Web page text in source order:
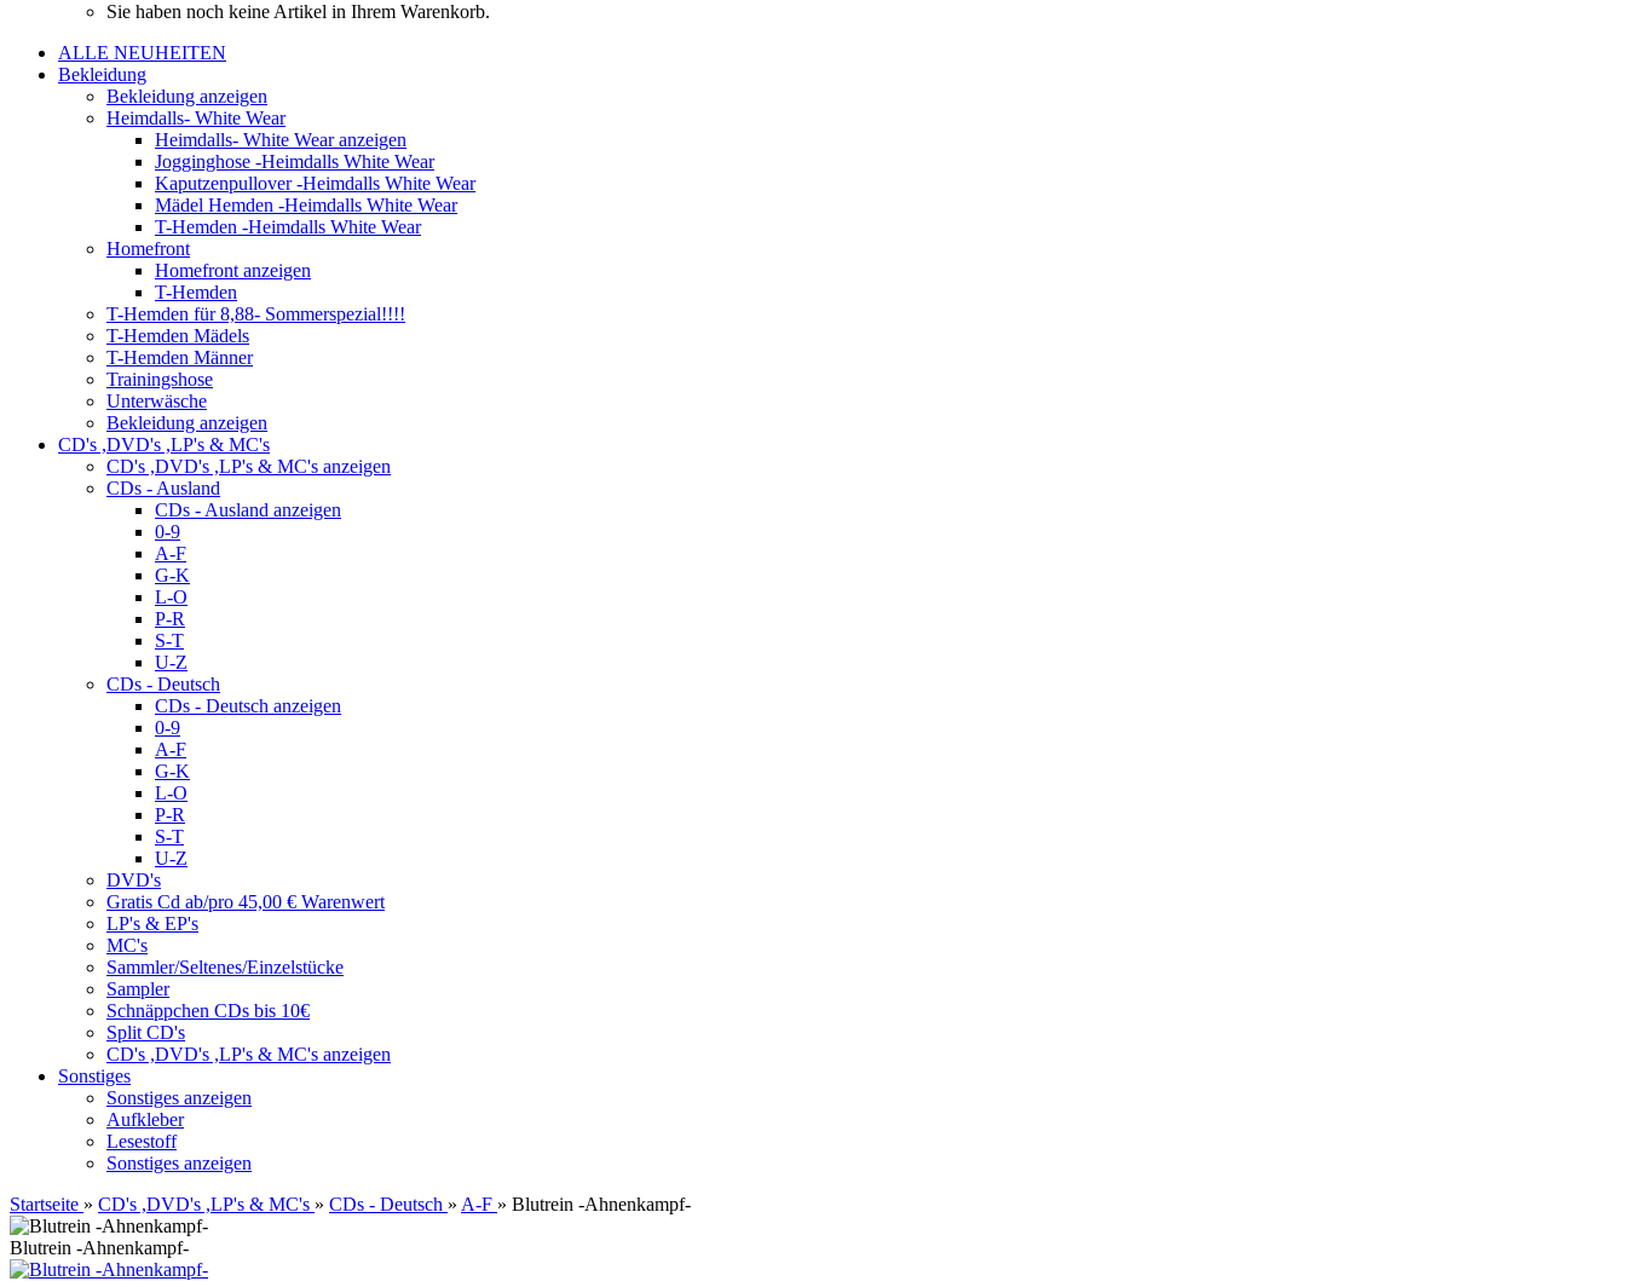
Sie haben noch keine Artikel in Ihrem Warenkorb.
ALLE NEUHEITEN
Bekleidung
Bekleidung anzeigen
Heimdalls- White Wear
Heimdalls- White Wear anzeigen
Jogginghose -Heimdalls White Wear
Kaputzenpullover -Heimdalls White Wear
Mädel Hemden -Heimdalls White Wear
T-Hemden -Heimdalls White Wear
Homefront
Homefront anzeigen
T-Hemden
T-Hemden für 8,88- Sommerspezial!!!!
T-Hemden Mädels
T-Hemden Männer
Trainingshose
Unterwäsche
Bekleidung anzeigen
CD's ,DVD's ,LP's & MC's
CD's ,DVD's ,LP's & MC's anzeigen
CDs - Ausland
CDs - Ausland anzeigen
0-9
A-F
G-K
L-O
P-R
S-T
U-Z
CDs - Deutsch
CDs - Deutsch anzeigen
0-9
A-F
G-K
L-O
P-R
S-T
U-Z
DVD's
Gratis Cd ab/pro 45,00 € Warenwert
LP's & EP's
MC's
Sammler/Seltenes/Einzelstücke
Sampler
Schnäppchen CDs bis 10€
Split CD's
CD's ,DVD's ,LP's & MC's anzeigen
Sonstiges
Sonstiges anzeigen
Aufkleber
Lesestoff
Sonstiges anzeigen
Startseite » CD's ,DVD's ,LP's & MC's » CDs - Deutsch » A-F » Blutrein -Ahnenkampf-
Blutrein -Ahnenkampf-